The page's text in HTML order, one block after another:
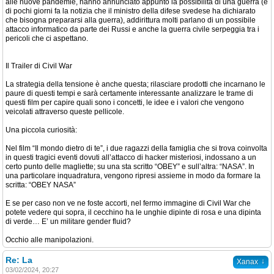
alle nuove pandemie, hanno annunciato appunto la possibilità di una guerra (è
di pochi giorni fa la notizia che il ministro della difese svedese ha dichiarato
che bisogna prepararsi alla guerra), addirittura molti parlano di un possibile
attacco informatico da parte dei Russi e anche la guerra civile serpeggia tra i
pericoli che ci aspettano.
Il Trailer di Civil War
La strategia della tensione è anche questa; rilasciare prodotti che incarnano le
paure di questi tempi e sarà certamente interessante analizzare le trame di
questi film per capire quali sono i concetti, le idee e i valori che vengono
veicolati attraverso queste pellicole.
Una piccola curiosità:
Nel film “Il mondo dietro di te”, i due ragazzi della famiglia che si trova coinvolta
in questi tragici eventi dovuti all’attacco di hacker misteriosi, indossano a un
certo punto delle magliette; su una sta scritto “OBEY” e sull’altra: “NASA”. In
una particolare inquadratura, vengono ripresi assieme in modo da formare la
scritta: “OBEY NASA”
E se per caso non ve ne foste accorti, nel fermo immagine di Civil War che
potete vedere qui sopra, il cecchino ha le unghie dipinte di rosa e una dipinta
di verde… E’ un militare gender fluid?
Occhio alle manipolazioni.
Xanax ↓
Re: La
03/02/2024, 20:27